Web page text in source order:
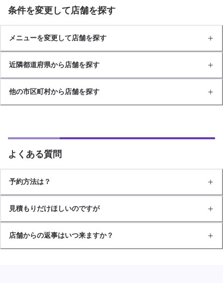
条件を変更して店舗を探す
メニューを変更して店舗を探す
近隣都道府県から店舗を探す
他の市区町村から店舗を探す
よくある質問
予約方法は？
見積もりだけほしいのですが
店舗からの返事はいつ来ますか？